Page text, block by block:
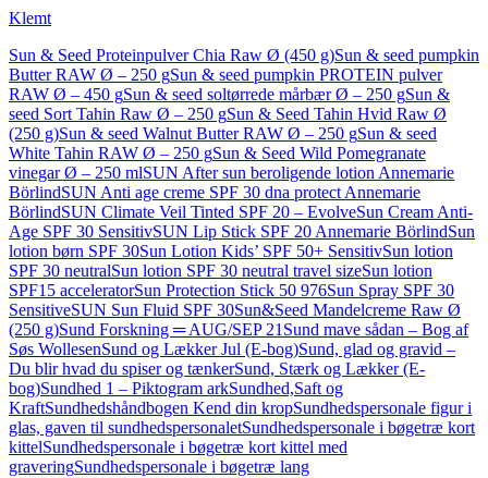
Klemt
Sun & Seed Proteinpulver Chia Raw Ø (450 g)Sun & seed pumpkin
Butter RAW Ø – 250 gSun & seed pumpkin PROTEIN pulver
RAW Ø – 450 gSun & seed soltørrede mårbær Ø – 250 gSun &
seed Sort Tahin Raw Ø – 250 gSun & Seed Tahin Hvid Raw Ø
(250 g)Sun & seed Walnut Butter RAW Ø – 250 gSun & seed
White Tahin RAW Ø – 250 gSun & Seed Wild Pomegranate
vinegar Ø – 250 mlSUN After sun beroligende lotion Annemarie
BörlindSUN Anti age creme SPF 30 dna protect Annemarie
BörlindSUN Climate Veil Tinted SPF 20 – EvolveSun Cream Anti-
Age SPF 30 SensitivSUN Lip Stick SPF 20 Annemarie BörlindSun
lotion børn SPF 30Sun Lotion Kids’ SPF 50+ SensitivSun lotion
SPF 30 neutralSun lotion SPF 30 neutral travel sizeSun lotion
SPF15 acceleratorSun Protection Stick 50 976Sun Spray SPF 30
SensitiveSUN Sun Fluid SPF 30Sun&Seed Mandelcreme Raw Ø
(250 g)Sund Forskning ═ AUG/SEP 21 Sund mave sådan – Bog af
Søs WollesenSund og Lækker Jul (E-bog)Sund, glad og gravid –
Du blir hvad du spiser og tænkerSund, Stærk og Lækker (E-
bog)Sundhed 1 – Piktogram arkSundhed,Saft og
KraftSundhedshåndbogen Kend din kropSundhedspersonale figur i
glas, gaven til sundhedspersonaletSundhedspersonale i bøgetræ kort
kittelSundhedspersonale i bøgetræ kort kittel med
graveringSundhedspersonale i bøgetræ lang